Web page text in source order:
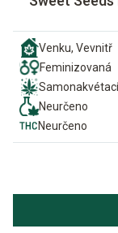
Venku, Vevnitř
Feminizovaná
Samonakvétací
Neurčeno
Neurčeno